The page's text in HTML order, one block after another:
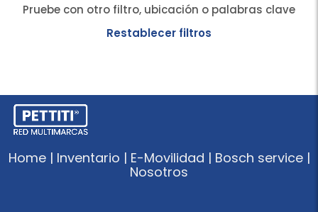
Pruebe con otro filtro, ubicación o palabras clave
Restablecer filtros
Home | Inventario | E-Movilidad | Bosch service |
Nosotros